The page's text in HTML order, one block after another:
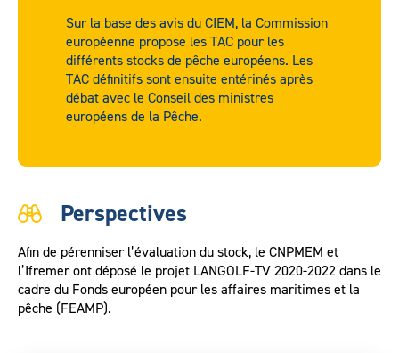
Sur la base des avis du CIEM, la Commission
européenne propose les TAC pour les
différents stocks de pêche européens. Les
TAC définitifs sont ensuite entérinés après
débat avec le Conseil des ministres
européens de la Pêche.
Perspectives
Afin de pérenniser l’évaluation du stock, le CNPMEM et
l’Ifremer ont déposé le projet LANGOLF-TV 2020-2022 dans le
cadre du Fonds européen pour les affaires maritimes et la
pêche (FEAMP).